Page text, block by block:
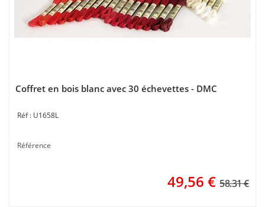
Coffret en bois blanc avec 30 échevettes - DMC
U1658L
Référence
49,56 € 58.31 €